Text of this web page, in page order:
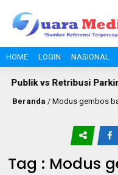
HOME LOGIN NASIONAL
Publik vs Retribusi Parkir:
Beranda / Modus gembos
Tag : Modus